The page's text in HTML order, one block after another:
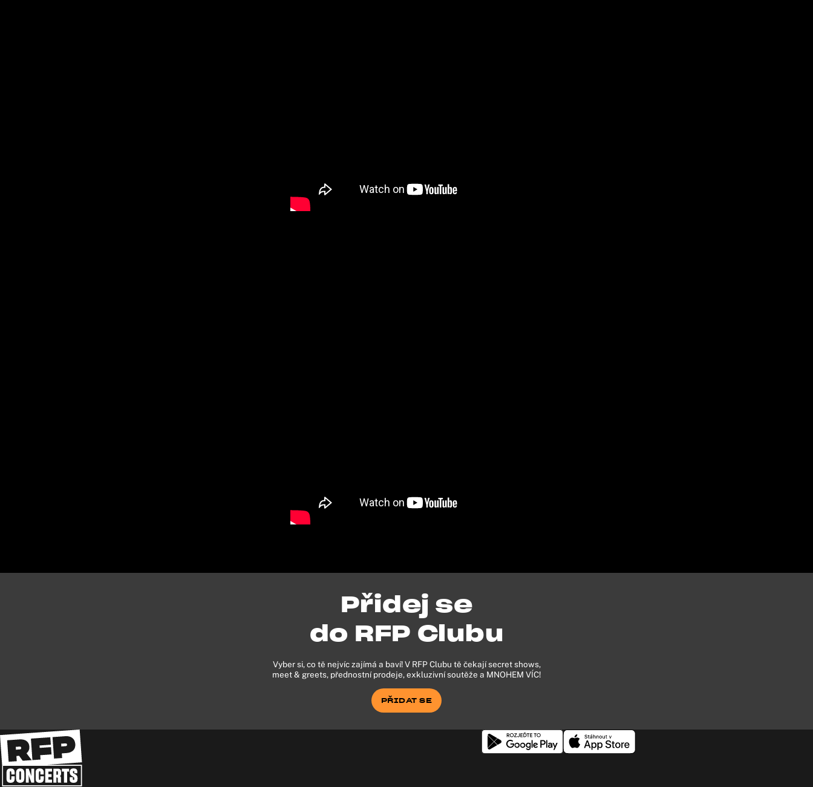
Přidej se
do RFP Clubu
Vyber si, co tě nejvíc zajímá a baví! V RFP Clubu tě čekají secret shows,
meet & greets, přednostní prodeje, exkluzivní soutěže a MNOHEM VÍC!
PŘIDAT SE